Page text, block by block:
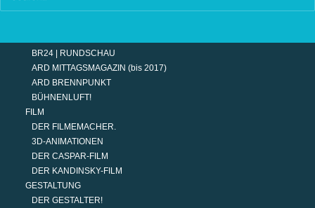
TERMINE
BR24 | RUNDSCHAU
ARD MITTAGSMAGAZIN (bis 2017)
ARD BRENNPUNKT
BÜHNENLUFT!
FILM
DER FILMEMACHER.
3D-ANIMATIONEN
DER CASPAR-FILM
DER KANDINSKY-FILM
GESTALTUNG
DER GESTALTER!